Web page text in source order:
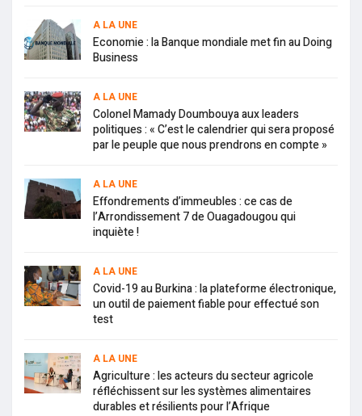
A LA UNE
Economie : la Banque mondiale met fin au Doing
Business
A LA UNE
Colonel Mamady Doumbouya aux leaders
politiques : « C’est le calendrier qui sera proposé
par le peuple que nous prendrons en compte »
A LA UNE
Effondrements d’immeubles : ce cas de
l’Arrondissement 7 de Ouagadougou qui
inquiète !
A LA UNE
Covid-19 au Burkina : la plateforme électronique,
un outil de paiement fiable pour effectué son
test
A LA UNE
Agriculture : les acteurs du secteur agricole
réfléchissent sur les systèmes alimentaires
durables et résilients pour l’Afrique